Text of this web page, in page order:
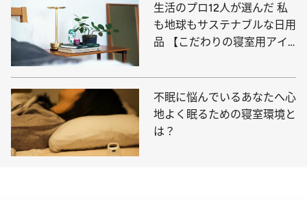
生活のプロ12人が選んだ 私
も地球もサステナブルな日用
品 【こだわりの寝室用アイ
不眠に悩んでいるあなたへ心
地よく眠るための寝室環境と
は？